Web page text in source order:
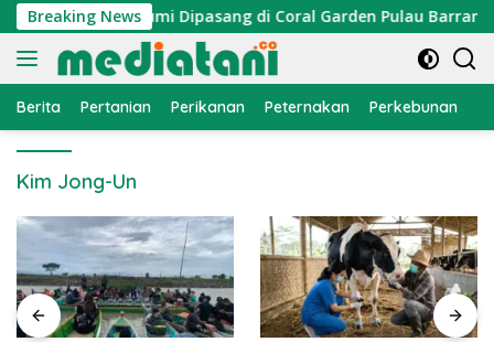
Langsung
ke
konten
Breaking News
Atraktor Cumi Dipasang di Coral Garden Pulau Barrang
Berita Pertanian Perikanan Peternakan Perkebunan
Kim Jong-Un